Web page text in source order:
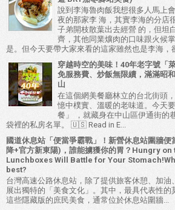
說到李海魯肉飯我想很多人馬上
夜的那家李 海，其實李海的分店
子弟開枝散葉出去經營 的，但坦
齊，其他同業爌肉的口味跟火候
是。但今天要帶大家來看的這家雖然也是李海，
穿越時空的美味！40年老字號「
免服務費、炒飯無限續，滿滿昭
山
在這個網美餐廳林立的台北街頭
憶中樸實、溫暖的老味道。今天
餐」 ，就藏身在中山區伊通街的
袋裡的私房名單。 🇺🇸 Read in E...
國道休息站「便當爭霸戰」！新營休息站圍牆便
降+官方新東陽)，誰能擄獲你的胃？Hungry
Lunchboxes Will Battle for Your
best?
台灣高速公路休息站，除了提供旅客休憩、加油
展出獨特的「美食文化」。其中，最具代表性的
這些隱藏版的庶民美食，通常位於休息站圍牆...